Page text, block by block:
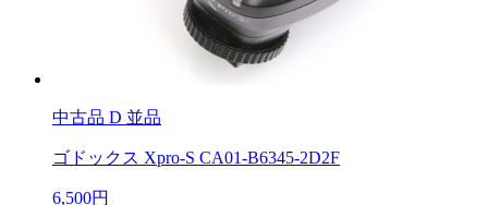
中古品 D 並品
ゴドックス Xpro-S CA01-B6345-2D2F
6,500円